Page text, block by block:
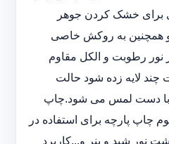
برای خشک کردن جوهر
و همچنین به روکش خاصی
نور رطوبت و الکل مقاوم
لایه زده شود حالت
با دست لمس می شود.چاپ
چاپ پارچه برای استفاده در
نور شید و بنر و...کاربرد